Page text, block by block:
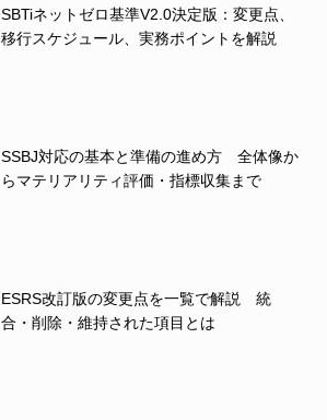
SBTiネットゼロ基準V2.0決定版：変更点、
移行スケジュール、実務ポイントを解説
SSBJ対応の基本と準備の進め方 全体像か
らマテリアリティ評価・指標収集まで
ESRS改訂版の変更点を一覧で解説 統
合・削除・維持された項目とは